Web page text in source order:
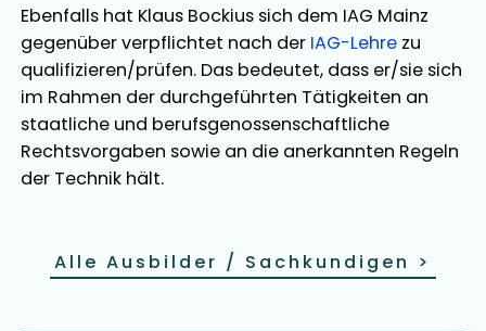
Ebenfalls hat Klaus Bockius sich dem IAG Mainz
gegenüber verpflichtet nach der IAG-Lehre zu
qualifizieren/prüfen. Das bedeutet, dass er/sie sich
im Rahmen der durchgeführten Tätigkeiten an
staatliche und berufsgenossenschaftliche
Rechtsvorgaben sowie an die anerkannten Regeln
der Technik hält.
Alle Ausbilder / Sachkundigen >